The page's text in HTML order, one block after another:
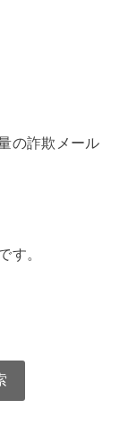
の詐欺メール
す。